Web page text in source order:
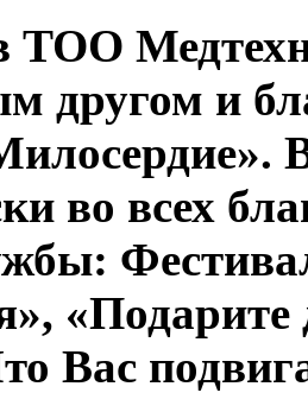
ТОО
другом и
во всех
Вас